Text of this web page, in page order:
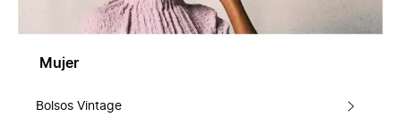
Mujer
Bolsos Vintage